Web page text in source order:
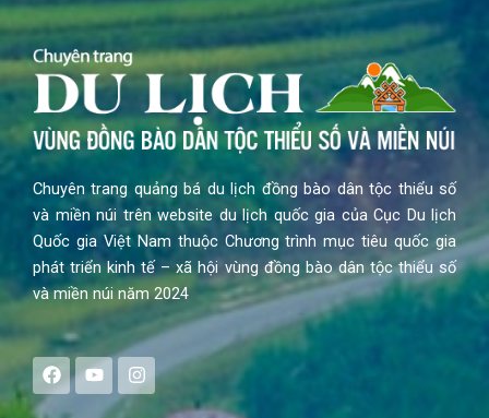
Chuyên trang quảng bá du lịch đồng bào dân tộc thiểu số
và miền núi trên website du lịch quốc gia của Cục Du lịch
Quốc gia Việt Nam thuộc Chương trình mục tiêu quốc gia
phát triển kinh tế – xã hội vùng đồng bào dân tộc thiểu số
và miền núi năm 2024
F
a
c
Y
o
u
I
n
s